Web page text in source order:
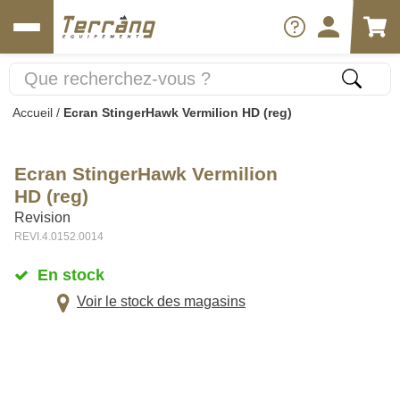
Accueil / Ecran StingerHawk Vermilion HD (reg)
Ecran StingerHawk Vermilion
HD (reg)
Revision
REVI.4.0152.0014
En stock
Voir le stock des magasins